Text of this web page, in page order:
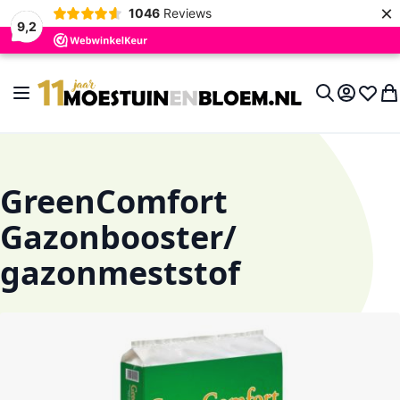
9,2
1046 Reviews ×
Toggle Nav
Account
GreenComfort
Gazonbooster/
gazonmeststof